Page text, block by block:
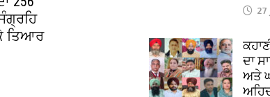
ਤਿਆਰ
27
ਦਾ
ਅਤੇ